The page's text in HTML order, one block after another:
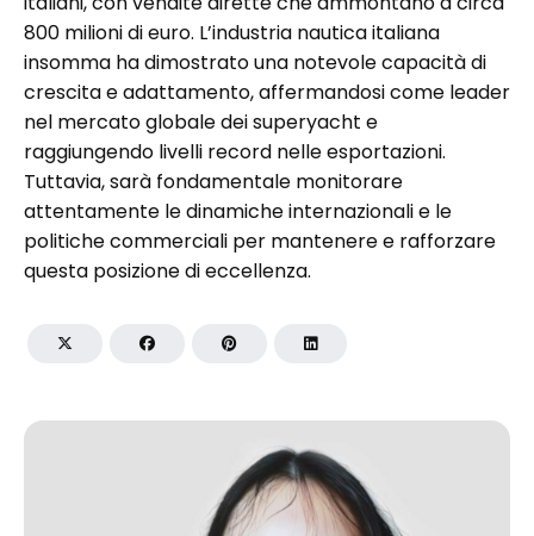
800 milioni di euro. L’industria nautica italiana
insomma ha dimostrato una notevole capacità di
crescita e adattamento, affermandosi come leader
nel mercato globale dei superyacht e
raggiungendo livelli record nelle esportazioni.
Tuttavia, sarà fondamentale monitorare
attentamente le dinamiche internazionali e le
politiche commerciali per mantenere e rafforzare
questa posizione di eccellenza.